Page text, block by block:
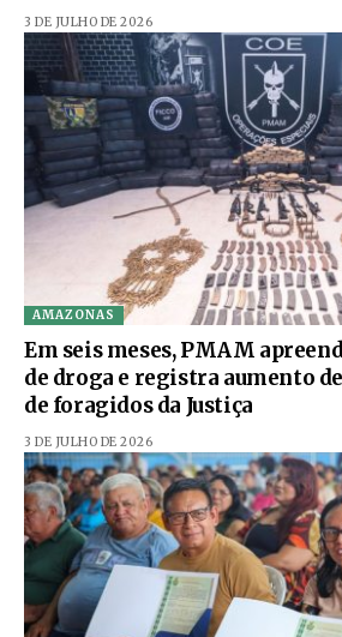
3 DE JULHO DE 2026
AMAZONAS
Em seis meses, PMAM
de droga e registra aumento
de foragidos da Justiça
3 DE JULHO DE 2026